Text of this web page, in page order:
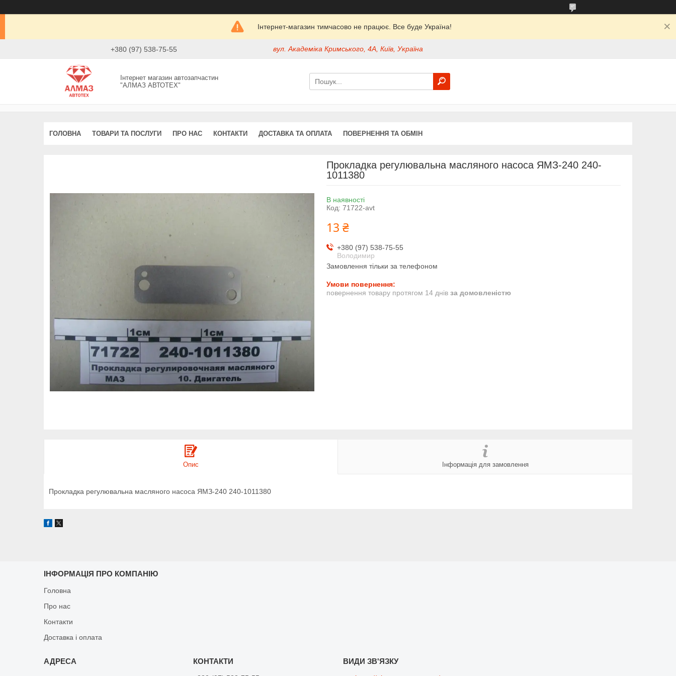
Інтернет-магазин тимчасово не працює. Все буде Україна!
+380 (97) 538-75-55 вул. Академіка Кримського, 4А, Київ, Україна
Інтернет магазин автозапчастин
"АЛМАЗ АВТОТЕХ"
ГОЛОВНА ТОВАРИ ТА ПОСЛУГИ ПРО НАС КОНТАКТИ ДОСТАВКА ТА ОПЛАТА ПОВЕРНЕННЯ ТА ОБМІН
Прокладка регулювальна масляного насоса ЯМЗ-240 240-
1011380
В наявності
Код: 71722-avt
13 ₴
+380 (97) 538-75-55
Володимир
Замовлення тільки за телефоном
повернення товару протягом 14 днів за домовленістю
Опис Інформація для замовлення
Прокладка регулювальна масляного насоса ЯМЗ-240 240-1011380
ІНФОРМАЦІЯ ПРО КОМПАНІЮ
Головна
Про нас
Контакти
Доставка і оплата